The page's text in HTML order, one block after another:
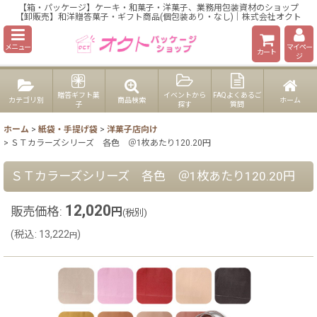
【箱・パッケージ】ケーキ・和菓子・洋菓子、業務用包装資材のショップ
【卸販売】和洋贈答菓子・ギフト商品(個包装あり・なし)｜株式会社オクト
メニュー
カート
マイペー
ジ
カテゴリ別
贈答ギフト菓
子
商品検索
イベントから
探す
FAQよくあるご
質問
ホーム
ホーム > 紙袋・手提げ袋 > 洋菓子店向け
> ＳＴカラーズシリーズ 各色 ＠1枚あたり120.20円
ＳＴカラーズシリーズ 各色 ＠1枚あたり120.20円
販売価格: 12,020 円 (税別)
(税込: 13,222円)